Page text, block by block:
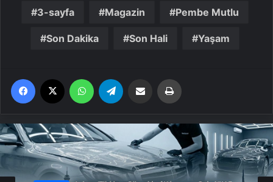
3-sayfa Magazin Pembe Mutlu
Son Dakika Son Hali Yaşam
Facebook WhatsApp Email'den paylaş